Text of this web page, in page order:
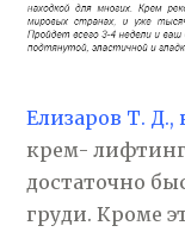
Елизаров Т.
крем-
достаточно
груди. Кроме